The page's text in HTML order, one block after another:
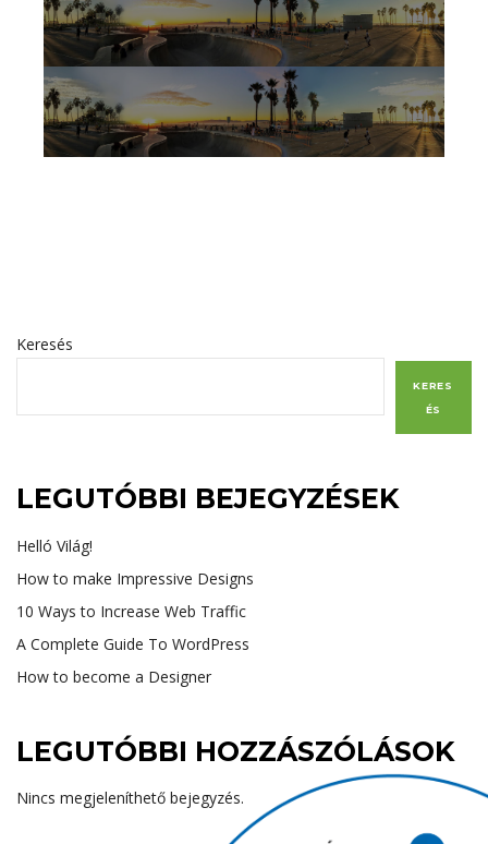
Keresés
KERES
ÉS
LEGUTÓBBI BEJEGYZÉSEK
Helló Világ!
How to make Impressive Designs
10 Ways to Increase Web Traffic
A Complete Guide To WordPress
How to become a Designer
LEGUTÓBBI HOZZÁSZÓLÁSOK
Nincs megjeleníthető bejegyzés.